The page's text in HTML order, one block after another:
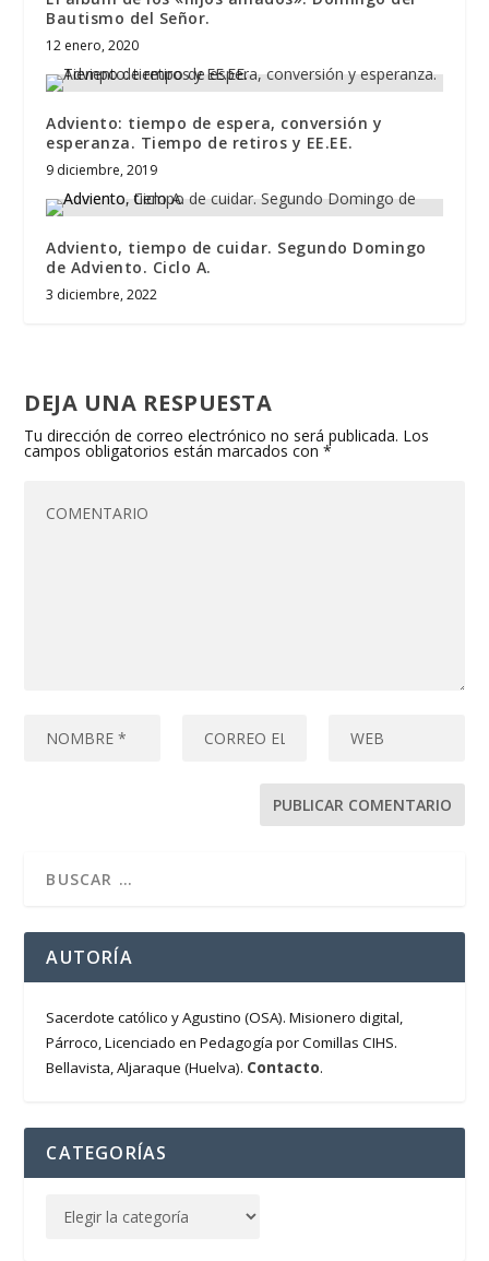
Bautismo del Señor.
12 enero, 2020
Adviento: tiempo de espera, conversión y
esperanza. Tiempo de retiros y EE.EE.
9 diciembre, 2019
Adviento, tiempo de cuidar. Segundo Domingo
de Adviento. Ciclo A.
3 diciembre, 2022
DEJA UNA RESPUESTA
Tu dirección de correo electrónico no será publicada. Los
campos obligatorios están marcados con*
AUTORÍA
Sacerdote católico y Agustino (OSA). Misionero digital,
Párroco, Licenciado en Pedagogía por Comillas CIHS.
Bellavista, Aljaraque (Huelva). Contacto.
CATEGORÍAS